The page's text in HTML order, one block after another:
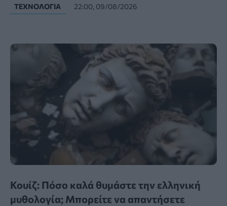
ΤΕΧΝΟΛΟΓΊΑ 22:00, 09/08/2026
Κουίζ: Πόσο καλά θυμάστε την ελληνική
μυθολογία; Μπορείτε να απαντήσετε